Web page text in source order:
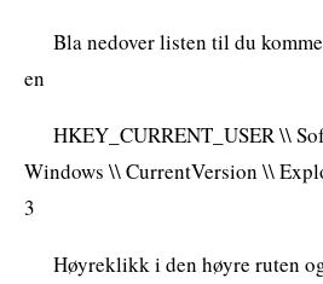
Bla nedover listen til du
en
HKEY_CURRENT_USER \\
Windows \\ CurrentVersion \\
3
Høyreklikk i den høyre ruten